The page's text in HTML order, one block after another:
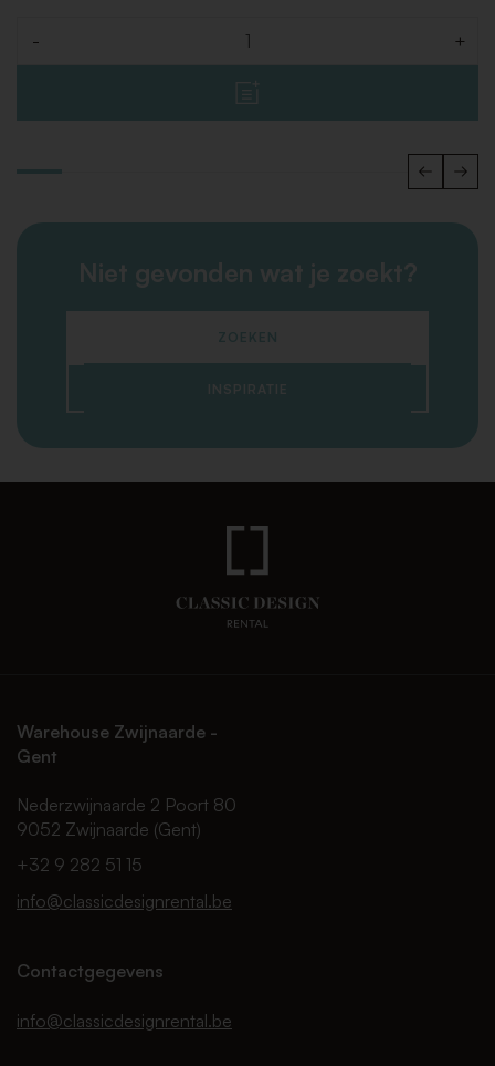
- +
Niet gevonden wat je zoekt?
ZOEKEN
INSPIRATIE
Warehouse Zwijnaarde -
Gent
Nederzwijnaarde 2 Poort 80
9052 Zwijnaarde (Gent)
+32 9 282 51 15
info@classicdesignrental.be
Contactgegevens
info@classicdesignrental.be